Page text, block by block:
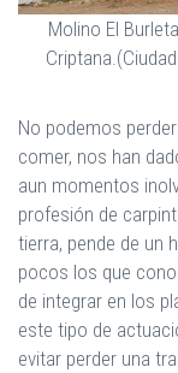
Molino El
No podemos
comer, nos han
aun momentos
profesión de
tierra, pende de un
pocos los que
de integrar en los
este tipo de
evitar perder una